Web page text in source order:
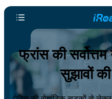
फ्रांस की
सुझावों